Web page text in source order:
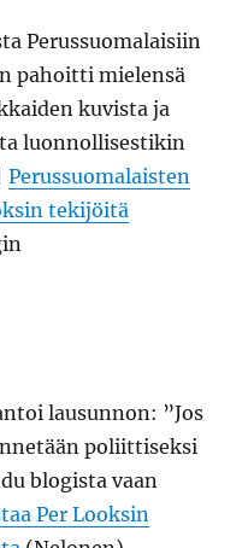
Perussuomalaisiin
pahoitti mielensä
kuvista ja
luonnollisestikin
Perussuomalaisten
tekijöitä
lausunnon: ”Jos
poliittiseksi
blogista vaan
Per Looksin